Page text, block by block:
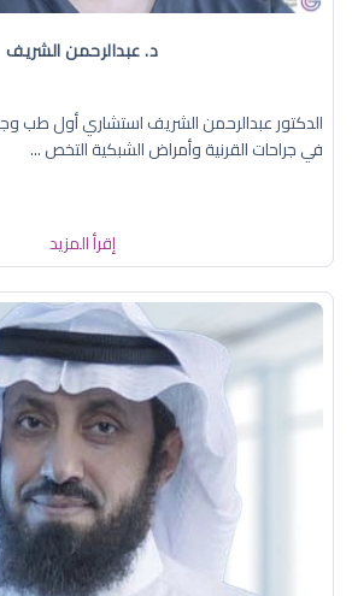
د. عبدالرحمن الشريف
الدكتور عبدالرحمن الشريف استشاري أول طب
في جراحات القرنية وأمراض الشبكية التخص ...
إقرأ المزيد